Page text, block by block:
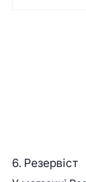
6. Резервіст